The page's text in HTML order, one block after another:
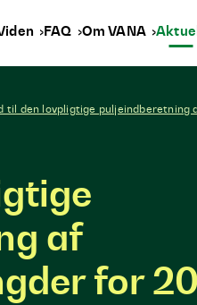
FAQ Om VANA
til den lovpligtige
af
for